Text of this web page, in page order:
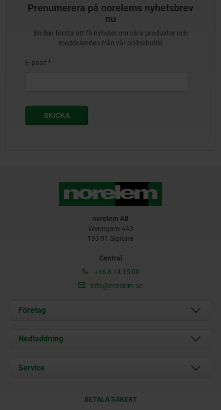
Prenumerera på norelems nyhetsbrev
nu
Bli den första att få nyheter om våra produkter och
meddelanden från vår onlinebutik!
norelem AB
Wenngarn 443
193 91 Sigtuna
Central
+46 8 14 15 00
info@norelem.se
Företag
Om oss
Kontakt
Nedladdning
Service
BETALA SÄKERT